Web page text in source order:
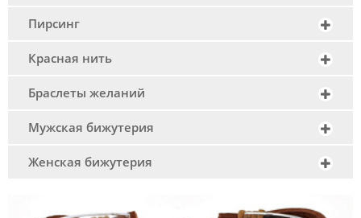
Пирсинг
Красная нить
Браслеты желаний
Мужская бижутерия
Женская бижутерия